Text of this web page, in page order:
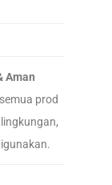
Aman
prod